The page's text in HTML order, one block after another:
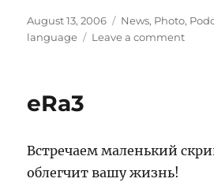
Posted
on
August 13, 2006 Categories
News, Photo,
language
Leave a commenton
и
eRa3
Встречаем маленький
облегчит вашу жизнь!